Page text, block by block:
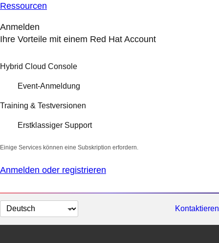
Ressourcen
Anmelden
Ihre Vorteile mit einem Red Hat Account
Hybrid Cloud Console
Event-Anmeldung
Training & Testversionen
Erstklassiger Support
Einige Services können eine Subskription erfordern.
Anmelden oder registrieren
Sprache
auswählen
Kontaktieren